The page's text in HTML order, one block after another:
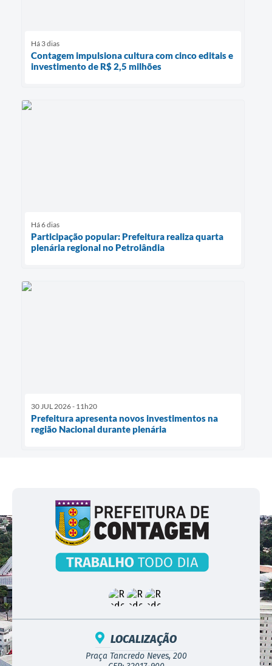
Há 3 dias
Contagem impulsiona cultura com cinco editais e
investimento de R$ 2,5 milhões
Há 6 dias
Participação popular: Prefeitura realiza quarta
plenária regional no Petrolândia
30 JUL 2026 - 11h20
Prefeitura apresenta novos investimentos na
região Nacional durante plenária
LOCALIZAÇÃO
Praça Tancredo Neves, 200